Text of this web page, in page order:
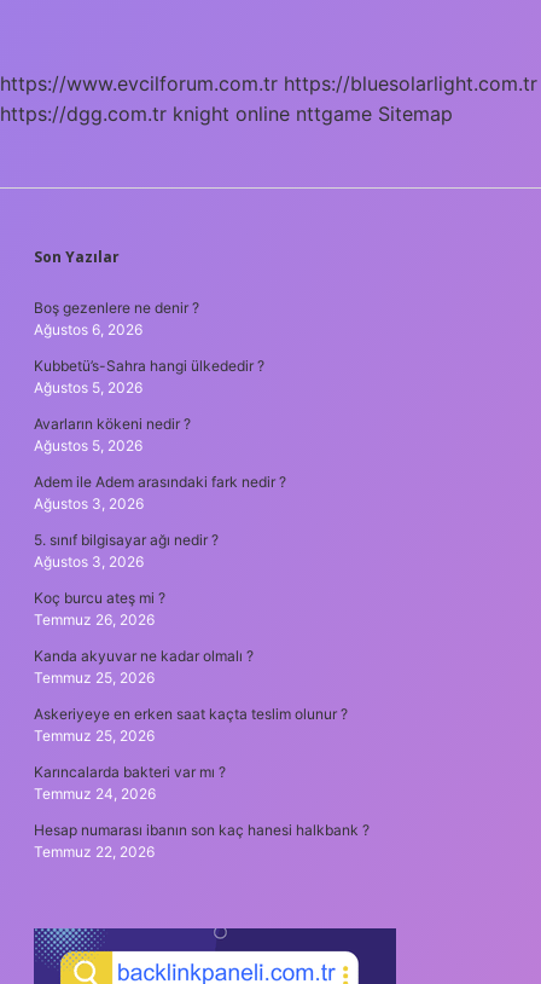
https://www.evcilforum.com.tr https://bluesolarlight.com.tr
https://dgg.com.tr knight online nttgame Sitemap
SIDEBAR
Son Yazılar
Boş gezenlere ne denir ?
Ağustos 6, 2026
Kubbetü’s-Sahra hangi ülkededir ?
Ağustos 5, 2026
Avarların kökeni nedir ?
Ağustos 5, 2026
Adem ile Adem arasındaki fark nedir ?
Ağustos 3, 2026
5. sınıf bilgisayar ağı nedir ?
Ağustos 3, 2026
Koç burcu ateş mi ?
Temmuz 26, 2026
Kanda akyuvar ne kadar olmalı ?
Temmuz 25, 2026
Askeriyeye en erken saat kaçta teslim olunur ?
Temmuz 25, 2026
Karıncalarda bakteri var mı ?
Temmuz 24, 2026
Hesap numarası ibanın son kaç hanesi halkbank ?
Temmuz 22, 2026